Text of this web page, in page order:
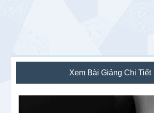
Sidebar
chính
Xem Bài Giảng Chi Tiết